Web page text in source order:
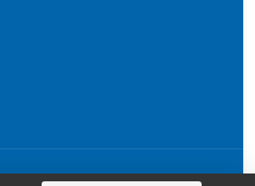
DON À DLF